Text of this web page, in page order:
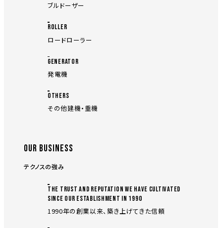
ブルドーザー
ROLLER
ロードローラー
GENERATOR
発電機
OTHERS
その他建機・重機
OUR BUSINESS
テクノスの強み
THE TRUST AND REPUTATION WE HAVE CULTIVATED
SINCE OUR ESTABLISHMENT IN 1990
1990年の創業以来、築き上げてきた信頼